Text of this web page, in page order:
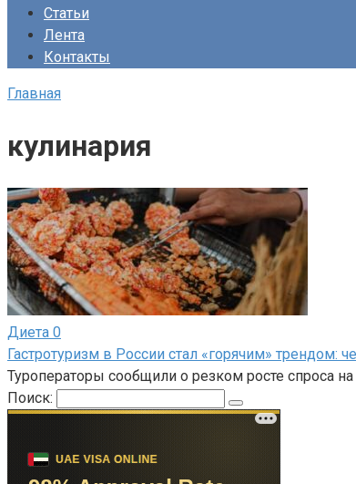
Статьи
Лента
Контакты
Главная
кулинария
Диета 0
Гастротуризм в России стал «горячим» трендом:
Туроператоры сообщили о резком росте спроса
Поиск: